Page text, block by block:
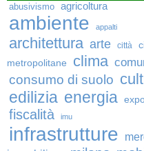
abusivismo agricoltura
ambiente appalti
architettura arte città
metropolitane
clima
consumo di suolo
edilizia energia
fiscalità imu
infrastrutture